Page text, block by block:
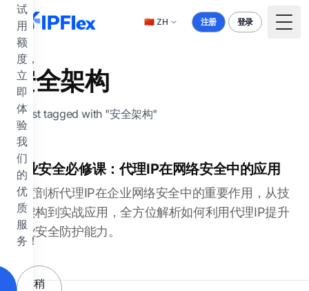
试
用
额
度，
立
即
体
验
我
们
的
优
质
服
务！
稍
跳到主要内容
🇨🇳 ZH 注册 登录
安全架构
1 post tagged with "安全架构"
企业安全必修课：代理IP在网络安全中的应用
深度剖析代理IP在企业网络安全中的重要作用，从技
术架构到实战应用，全方位解析如何利用代理IP提升
企业安全防护能力。